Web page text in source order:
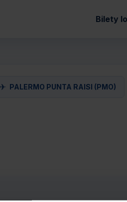
Bilety
✈ PALERMO PUNTA RAISI (PMO)